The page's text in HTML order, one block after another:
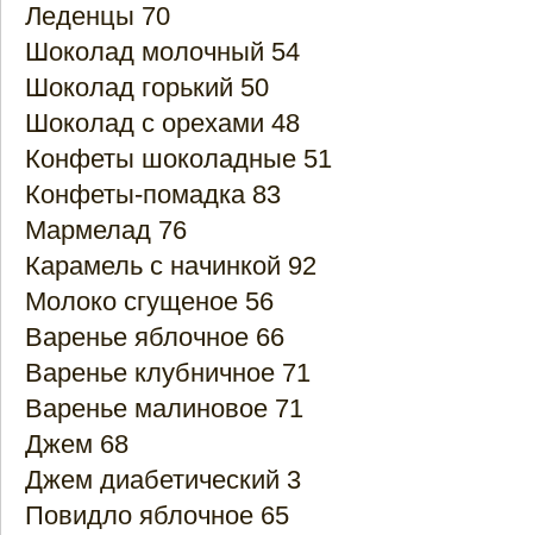
Леденцы 70
Шоколад молочный 54
Шоколад горький 50
Шоколад с орехами 48
Конфеты шоколадные 51
Конфеты-помадка 83
Мармелад 76
Карамель с начинкой 92
Молоко сгущеное 56
Варенье яблочное 66
Варенье клубничное 71
Варенье малиновое 71
Джем 68
Джем диабетический 3
Повидло яблочное 65